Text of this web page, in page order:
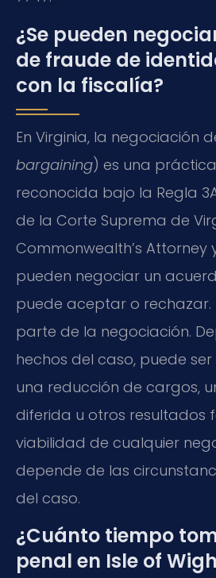
¿Se pueden
de fraude de
con la fiscalía?
En Virginia, la negociación
bargaining) es una
reconocida bajo la Regla
de la Corte Suprema de
Commonwealth’s Attorney
pueden negociar un
puede aceptar o rechazar.
parte de la negociación.
hechos del caso, puede
una reducción de cargos,
diferida u otros resultados
viabilidad de cualquier
depende de las
del caso.
¿Cuánto tiempo
penal en Isle of